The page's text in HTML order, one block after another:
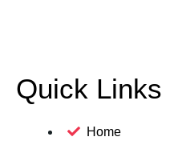
Quick Links
Home